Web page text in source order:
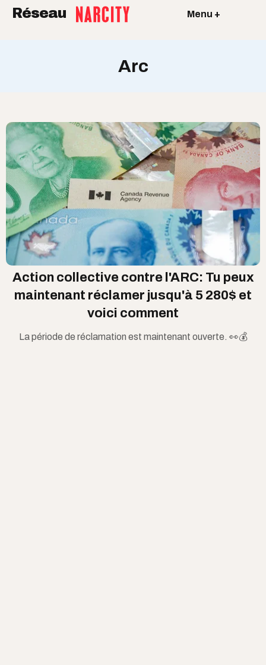
Réseau Menu +
Arc
Action collective contre l'ARC: Tu peux
maintenant réclamer jusqu'à 5 280$ et
voici comment
La période de réclamation est maintenant ouverte. 👀💰